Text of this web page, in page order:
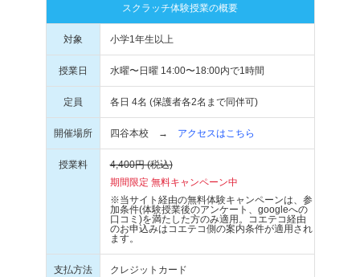
スクラッチ体験授業の概要
対象 小学1年生以上
授業日 水曜〜日曜 14:00〜18:00内で1時間
定員 各日 4名 (保護者各2名まで同伴可)
開催場所 四谷本校 → アクセスはこちら
授業料
4,400円 (税込)
期間限定 無料キャンペーン中
※当サイト経由の無料体験キャンペーンは、参
加条件(体験授業後のアンケート、googleへの
口コミ)を満たした方のみ適用。コエテコ経由
のお申込みはコエテコ側の案内条件が適用され
ます。
支払方法 クレジットカード